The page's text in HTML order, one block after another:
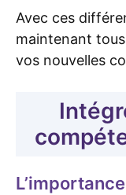
Avec ces
maintenant
vos nouvelles